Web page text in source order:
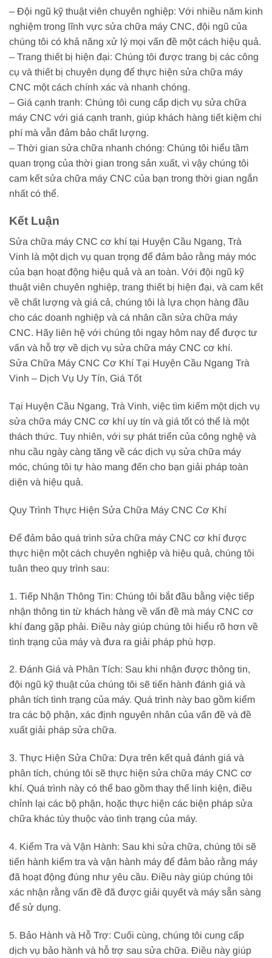
– Đội ngũ kỹ thuật viên chuyên nghiệp: Với nhiều năm kinh
nghiệm trong lĩnh vực sửa chữa máy CNC, đội ngũ của
chúng tôi có khả năng xử lý mọi vấn đề một cách hiệu quả.
– Trang thiết bị hiện đại: Chúng tôi được trang bị các công
cụ và thiết bị chuyên dụng để thực hiện sửa chữa máy
CNC một cách chính xác và nhanh chóng.
– Giá cạnh tranh: Chúng tôi cung cấp dịch vụ sửa chữa
máy CNC với giá cạnh tranh, giúp khách hàng tiết kiệm chi
phí mà vẫn đảm bảo chất lượng.
– Thời gian sửa chữa nhanh chóng: Chúng tôi hiểu tầm
quan trọng của thời gian trong sản xuất, vì vậy chúng tôi
cam kết sửa chữa máy CNC của bạn trong thời gian ngắn
nhất có thể.
Kết Luận
Sửa chữa máy CNC cơ khí tại Huyện Cầu Ngang, Trà
Vinh là một dịch vụ quan trọng để đảm bảo rằng máy móc
của bạn hoạt động hiệu quả và an toàn. Với đội ngũ kỹ
thuật viên chuyên nghiệp, trang thiết bị hiện đại, và cam kết
về chất lượng và giá cả, chúng tôi là lựa chọn hàng đầu
cho các doanh nghiệp và cá nhân cần sửa chữa máy
CNC. Hãy liên hệ với chúng tôi ngay hôm nay để được tư
vấn và hỗ trợ về dịch vụ sửa chữa máy CNC cơ khí.
Sửa Chữa Máy CNC Cơ Khí Tại Huyện Cầu Ngang Trà
Vinh – Dịch Vụ Uy Tín, Giá Tốt
Tại Huyện Cầu Ngang, Trà Vinh, việc tìm kiếm một dịch vụ
sửa chữa máy CNC cơ khí uy tín và giá tốt có thể là một
thách thức. Tuy nhiên, với sự phát triển của công nghệ và
nhu cầu ngày càng tăng về các dịch vụ sửa chữa máy
móc, chúng tôi tự hào mang đến cho bạn giải pháp toàn
diện và hiệu quả.
Quy Trình Thực Hiện Sửa Chữa Máy CNC Cơ Khí
Để đảm bảo quá trình sửa chữa máy CNC cơ khí được
thực hiện một cách chuyên nghiệp và hiệu quả, chúng tôi
tuân theo quy trình sau:
1. Tiếp Nhận Thông Tin: Chúng tôi bắt đầu bằng việc tiếp
nhận thông tin từ khách hàng về vấn đề mà máy CNC cơ
khí đang gặp phải. Điều này giúp chúng tôi hiểu rõ hơn về
tình trạng của máy và đưa ra giải pháp phù hợp.
2. Đánh Giá và Phân Tích: Sau khi nhận được thông tin,
đội ngũ kỹ thuật của chúng tôi sẽ tiến hành đánh giá và
phân tích tình trạng của máy. Quá trình này bao gồm kiểm
tra các bộ phận, xác định nguyên nhân của vấn đề và đề
xuất giải pháp sửa chữa.
3. Thực Hiện Sửa Chữa: Dựa trên kết quả đánh giá và
phân tích, chúng tôi sẽ thực hiện sửa chữa máy CNC cơ
khí. Quá trình này có thể bao gồm thay thế linh kiện, điều
chỉnh lại các bộ phận, hoặc thực hiện các biện pháp sửa
chữa khác tùy thuộc vào tình trạng của máy.
4. Kiểm Tra và Vận Hành: Sau khi sửa chữa, chúng tôi sẽ
tiến hành kiểm tra và vận hành máy để đảm bảo rằng máy
đã hoạt động đúng như yêu cầu. Điều này giúp chúng tôi
xác nhận rằng vấn đề đã được giải quyết và máy sẵn sàng
để sử dụng.
5. Bảo Hành và Hỗ Trợ: Cuối cùng, chúng tôi cung cấp
dịch vụ bảo hành và hỗ trợ sau sửa chữa. Điều này giúp